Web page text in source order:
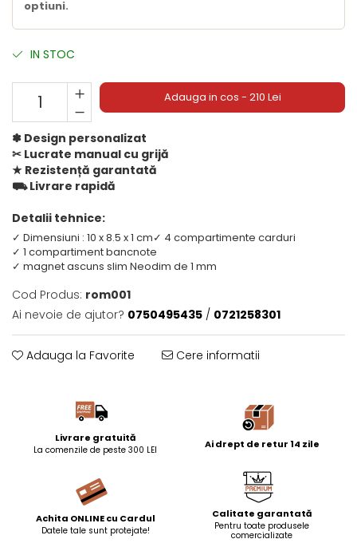
optiuni.
IN STOC
Adauga in cos - 210 Lei
✽ Design personalizat
✂︎ Lucrate manual cu grijă
★ Rezistență garantată
⛟ Livrare rapidă
Detalii tehnice:
✓ Dimensiuni : 10 x 8.5 x 1 cm✓ 4 compartimente carduri
✓ 1 compartiment bancnote
✓ magnet ascuns slim Neodim de 1 mm
Cod Produs: rom001
Ai nevoie de ajutor? 0750495435 / 0721258301
Adauga la Favorite Cere informatii
Livrare gratuită
La comenzile de peste 300 LEI Ai drept de retur 14 zile
Achita ONLINE cu Cardul
Datele tale sunt protejate!
Calitate garantată
Pentru toate produsele
comercializate